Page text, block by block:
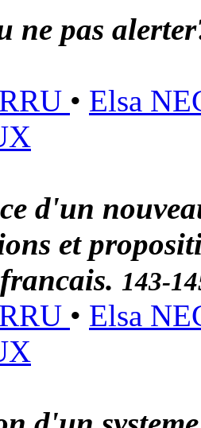
ne pas
• Elsa
d'un
et
143-
• Elsa